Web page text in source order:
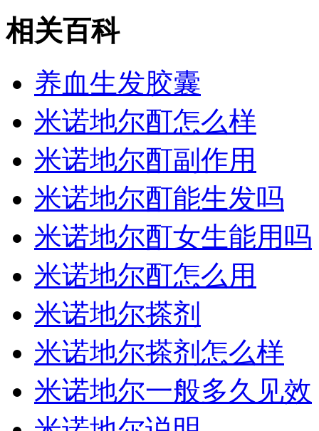
相关百科
养血生发胶囊
米诺地尔酊怎么样
米诺地尔酊副作用
米诺地尔酊能生发吗
米诺地尔酊女生能用吗
米诺地尔酊怎么用
米诺地尔搽剂
米诺地尔搽剂怎么样
米诺地尔一般多久见效